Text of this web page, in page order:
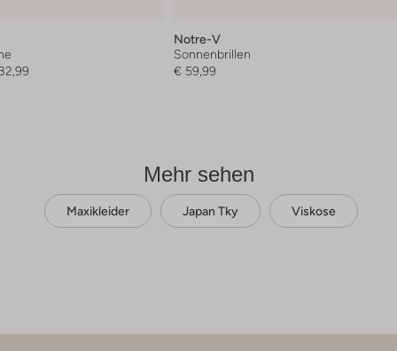
Notre-V
Sonnenbrillen
€ 59,99
Mehr sehen
Maxikleider Japan Tky Viskose